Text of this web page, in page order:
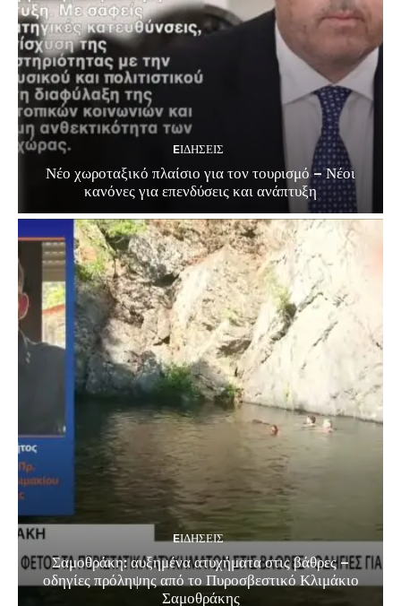
EΙΔΗΣΕΙΣ
Νέο χωροταξικό πλαίσιο για τον τουρισμό – Νέοι
κανόνες για επενδύσεις και ανάπτυξη
EΙΔΗΣΕΙΣ
Σαμοθράκη: αυξημένα ατυχήματα στις βάθρες –
οδηγίες πρόληψης από το Πυροσβεστικό Κλιμάκιο
Σαμοθράκης